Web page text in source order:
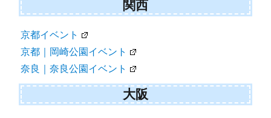
関西
京都イベント
京都｜岡崎公園イベント
奈良｜奈良公園イベント
大阪